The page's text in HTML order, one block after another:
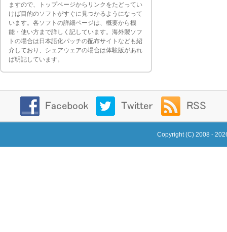
ますので、トップページからリンクをたどってい
けば目的のソフトがすぐに見つかるようになって
います。各ソフトの詳細ページは、概要から機
能・使い方まで詳しく記しています。海外製ソフ
トの場合は日本語化パッチの配布サイトなども紹
介しており、シェアウェアの場合は体験版があれ
ば明記しています。
Copyright (C) 2008 -